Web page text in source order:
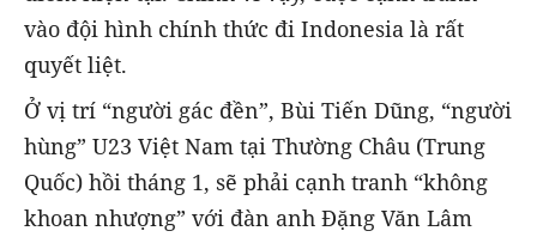
vào đội hình chính thức đi Indonesia là rất
quyết liệt.
Ở vị trí “người gác đền”, Bùi Tiến Dũng, “người
hùng” U23 Việt Nam tại Thường Châu (Trung
Quốc) hồi tháng 1, sẽ phải cạnh tranh “không
khoan nhượng” với đàn anh Đặng Văn Lâm